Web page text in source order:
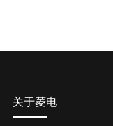
关于菱电